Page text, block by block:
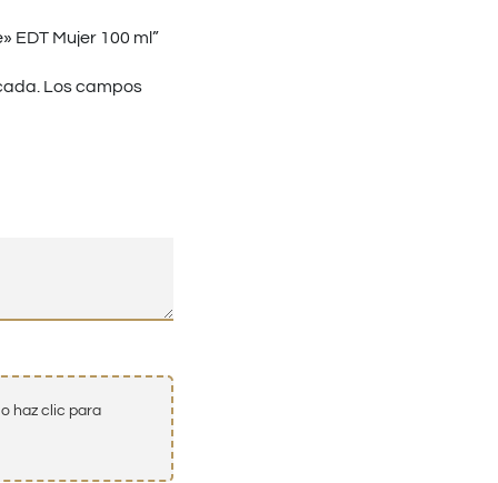
EDT Mujer 100 ml”
Los campos
haz clic para